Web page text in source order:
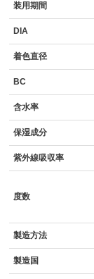
装用期間
DIA
着色直径
BC
含水率
保湿成分
紫外線吸収率
度数
製造方法
製造国